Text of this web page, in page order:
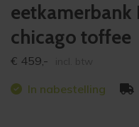
eetkamerbank
chicago toffee
€ 459,-
In nabestelling